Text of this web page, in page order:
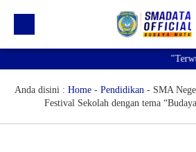
Profil
Anda disini : Home - Pendidikan - SMA
Festival Sekolah dengan tema